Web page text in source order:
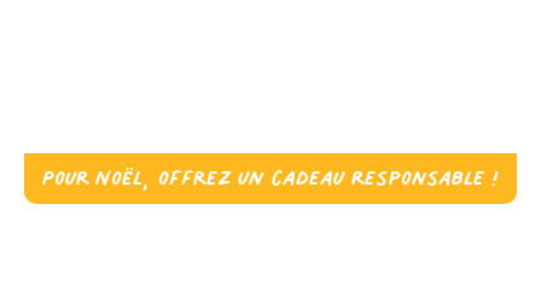
Pour Noël, offrez un cadeau responsable !